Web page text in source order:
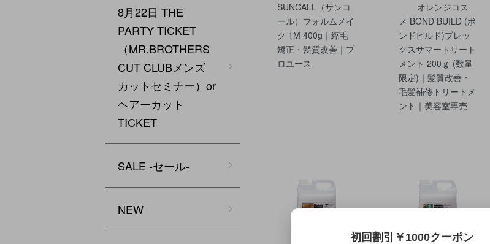
SUNCALL（サンコ
ール）フォルムメイ
ク 1M 400g｜縮毛
矯正・髪質改善｜プ
ロユース
オレンジコス
メ BOND BUILD (ボ
ンドビルド)プレッ
クスサマートリート
メント 200ｇ (数量
限定)｜髪質改善・
毛髪補修トリートメ
ント｜美容室専売
8月22日 THE
PARTY TICKET
（MR.BROTHERS
CUT CLUBメンズ
カットセミナー）or
ヘアーカット
TICKET
SALE -セール-
NEW
初回割引￥1000クーポン